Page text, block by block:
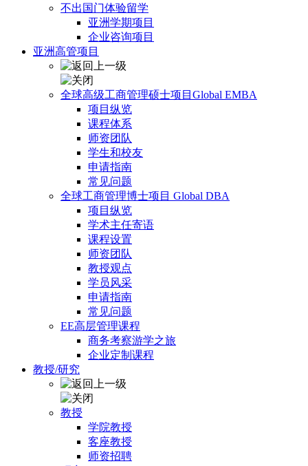
不出国门体验留学
亚洲学期项目
企业咨询项目
亚洲高管项目
全球高级工商管理硕士项目Global EMBA
项目纵览
课程体系
师资团队
学生和校友
申请指南
常见问题
全球工商管理博士项目 Global DBA
项目纵览
学术主任寄语
课程设置
师资团队
教授观点
学员风采
申请指南
常见问题
EE高层管理课程
商务考察游学之旅
企业定制课程
教授/研究
教授
学院教授
客座教授
师资招聘